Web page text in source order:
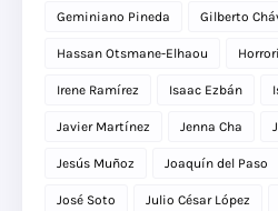
Geminiano Pineda Gilberto
Hassan Otsmane-Elhaou
Irene Ramírez Isaac Ezbán
Javier Martínez Jenna Cha
Jesús Muñoz Joaquín del Paso
José Soto Julio César López